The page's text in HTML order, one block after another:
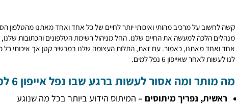
על מרכיב מהותי ואיכותי יותר לחיים של כל אחד ואחד מאתנו מהטלפון
למעשה את החיים שלנו. החל מניהול רשימת הטלפונים והכתובות שלנו, דרך
ומה אסור לעשות ברגע שבו נפל אייפון 6 למים?